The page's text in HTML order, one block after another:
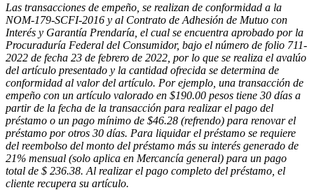
Las transacciones de empeño, se realizan de conformidad a la
NOM-179-SCFI-2016 y al Contrato de Adhesión de Mutuo con
Interés y Garantía Prendaría, el cual se encuentra aprobado por la
Procuraduría Federal del Consumidor, bajo el número de folio 711-
2022 de fecha 23 de febrero de 2022, por lo que se realiza el avalúo
del artículo presentado y la cantidad ofrecida se determina de
conformidad al valor del artículo. Por ejemplo, una transacción de
empeño con un artículo valorado en $190.00 pesos tiene 30 días a
partir de la fecha de la transacción para realizar el pago del
préstamo o un pago mínimo de $46.28 (refrendo) para renovar el
préstamo por otros 30 días. Para liquidar el préstamo se requiere
del reembolso del monto del préstamo más su interés generado de
21% mensual (solo aplica en Mercancía general) para un pago
total de $ 236.38. Al realizar el pago completo del préstamo, el
cliente recupera su artículo.